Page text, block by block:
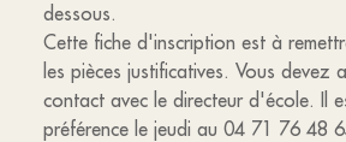
dessous.
Cette fiche d'inscription est à
les pièces justificatives. Vous devez
contact avec le directeur d'école. Il
préférence le jeudi au 04 71 76 48